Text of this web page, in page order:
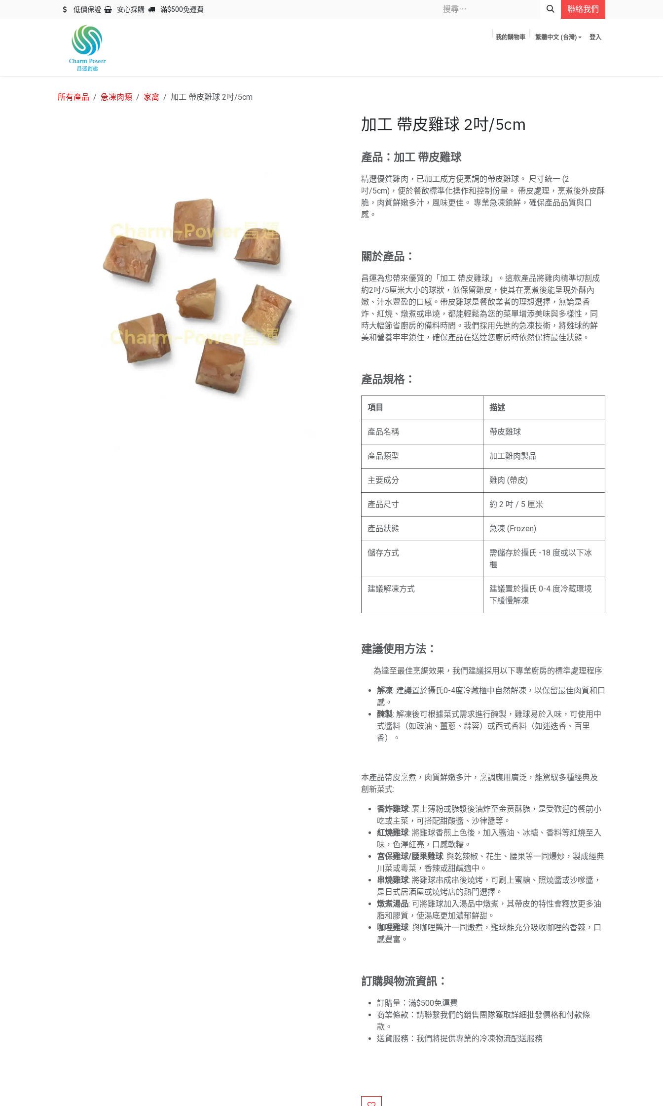
低價保證 安心採購 滿$500免運費 聯絡我們
我的購物車 繁體中文 (台灣) 登入
所有產品 急凍肉類 家禽 加工 帶皮雞球 2吋/5cm
加工 帶皮雞球 2吋/5cm
產品：加工 帶皮雞球
精選優質雞肉，已加工成方便烹調的帶皮雞球。 尺寸統一 (2
吋/5cm)，便於餐飲標準化操作和控制份量。 帶皮處理，烹煮後外皮酥
脆，肉質鮮嫩多汁，風味更佳。 專業急凍鎖鮮，確保產品品質與口
感。
關於產品：
昌運為您帶來優質的「加工 帶皮雞球」。這款產品將雞肉精準切割成
約2吋/5厘米大小的球狀，並保留雞皮，使其在烹煮後能呈現外酥內
嫩、汁水豐盈的口感。帶皮雞球是餐飲業者的理想選擇，無論是香
炸、紅燒、燉煮或串燒，都能輕鬆為您的菜單增添美味與多樣性，同
時大幅節省廚房的備料時間。我們採用先進的急凍技術，將雞球的鮮
美和營養牢牢鎖住，確保產品在送達您廚房時依然保持最佳狀態。
產品規格：
項目 描述
產品名稱 帶皮雞球
產品類型 加工雞肉製品
主要成分 雞肉 (帶皮)
產品尺寸 約 2 吋 / 5 厘米
產品狀態 急凍 (Frozen)
儲存方式
需儲存於攝氏 -18 度或以下冰
櫃
建議解凍方式
建議置於攝氏 0-4 度冷藏環境
下緩慢解凍
建議使用方法：
​為達至最佳烹調效果，我們建議採用以下專業廚房的標準處理程序:
解凍: 建議置於攝氏0-4度冷藏櫃中自然解凍，以保留最佳肉質和口
感。
醃製: 解凍後可根據菜式需求進行醃製，雞球易於入味，可使用中
式醬料（如豉油、薑蔥、蒜蓉）或西式香料（如迷迭香、百里
香）。
本產品帶皮烹煮，肉質鮮嫩多汁，烹調應用廣泛，能駕馭多種經典及
創新菜式:
香炸雞球: 裹上薄粉或脆漿後油炸至金黃酥脆，是受歡迎的餐前小
吃或主菜，可搭配甜酸醬、沙律醬等。
紅燒雞球: 將雞球香煎上色後，加入醬油、冰糖、香料等紅燒至入
味，色澤紅亮，口感軟糯。
宮保雞球/腰果雞球: 與乾辣椒、花生、腰果等一同爆炒，製成經典
川菜或粵菜，香辣或甜鹹適中。
串燒雞球: 將雞球串成串後燒烤，可刷上蜜糖、照燒醬或沙嗲醬，
是日式居酒屋或燒烤店的熱門選擇。
燉煮湯品: 可將雞球加入湯品中燉煮，其帶皮的特性會釋放更多油
脂和膠質，使湯底更加濃郁鮮甜。
咖哩雞球: 與咖哩醬汁一同燉煮，雞球能充分吸收咖哩的香辣，口
感豐富。
訂購與物流資訊：
訂購量：滿$500免運費
商業條款：請聯繫我們的銷售團隊獲取詳細批發價格和付款條
款。
送貨服務：我們將提供專業的冷凍物流配送服務